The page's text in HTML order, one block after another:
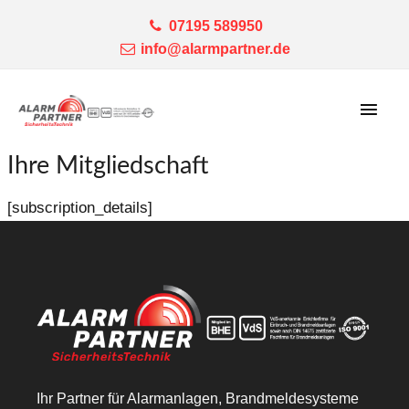
info@alarmpartner.de
07195 589950
Ihre Mitgliedschaft
[subscription_details]
Ihr Partner für Alarmanlagen, Brandmeldesysteme